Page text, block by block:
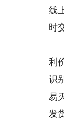
线
时
利
识
易
发